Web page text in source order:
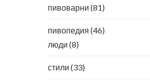
пивоварни (81)
пивопедия (46)
люди (8)
стили (33)